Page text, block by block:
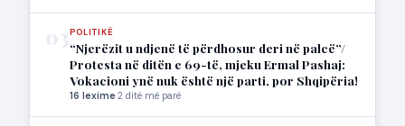
POLITIKË
“Njerëzit u ndjenë të përdhosur deri në palcë”/
Protesta në ditën e 69-të, mjeku Ermal Pashaj:
Vokacioni ynë nuk është një parti, por Shqipëria!
16 lexime·2 ditë më parë